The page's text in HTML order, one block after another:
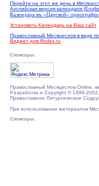
Перейти на этот же день в
Английская версия календаря
Календарь въ «Царской» орѳографiи
Установить Календарь на Ваш сайт
Православный Месяцеслов в виде
Виджет для Яndex.ru
Спонсоры:
Православный Месяцеслов Online,
Разработка и Copyright © 1998-
Православное Литургическое
При использовании материалов
Спонсоры: